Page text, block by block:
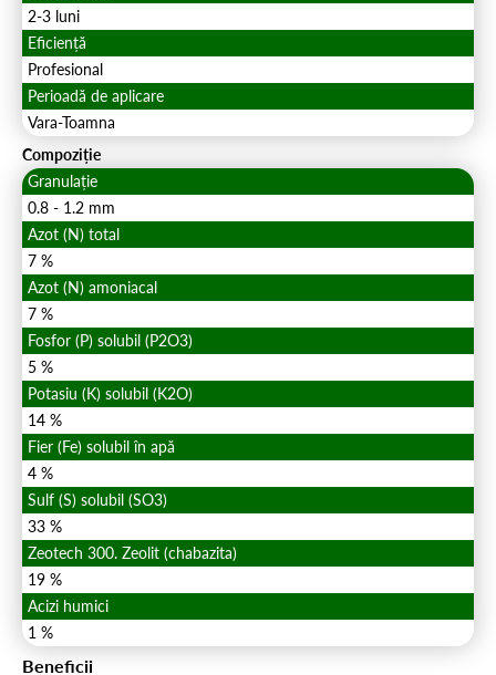
2-3 luni
Eficiență
Profesional
Perioadă de aplicare
Vara-Toamna
Compoziție
Granulație
0.8 - 1.2 mm
Azot (N) total
7 %
Azot (N) amoniacal
7 %
Fosfor (P) solubil (P2O3)
5 %
Potasiu (K) solubil (K2O)
14 %
Fier (Fe) solubil în apă
4 %
Sulf (S) solubil (SO3)
33 %
Zeotech 300. Zeolit (chabazita)
19 %
Acizi humici
1 %
Beneficii